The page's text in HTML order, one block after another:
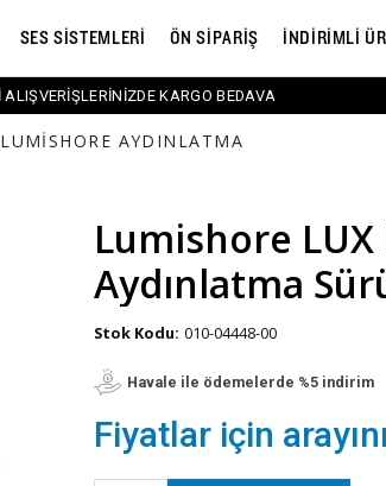
SES SİSTEMLERİ ÖN SİPARİŞ İNDİRİMLİ
KARGO BEDAVA
LUMISHORE AYDINLATMA
Lumishore
Aydınlatma
Stok Kodu: 010-04448-00
Havale ile ödemelerde %5 indirim
Fiyatlar için